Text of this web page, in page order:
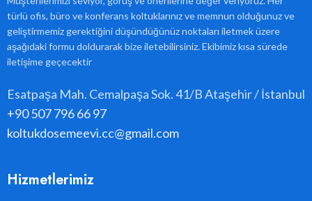
türlü ofis, büro ve konferans koltuklarınız ve memnun olduğunuz ve
geliştirmemiz gerektiğini düşündüğünüz noktaları iletmek üzere
aşağıdaki formu doldurarak bize iletebilirsiniz. Ekibimiz kısa sürede
iletişime geçecektir
Esatpaşa Mah. Cemalpaşa Sok. 41/B Ataşehir / İstanbul
+90 507 796 66 97
koltukdosemeevi.cc@gmail.com
Hizmetlerimiz